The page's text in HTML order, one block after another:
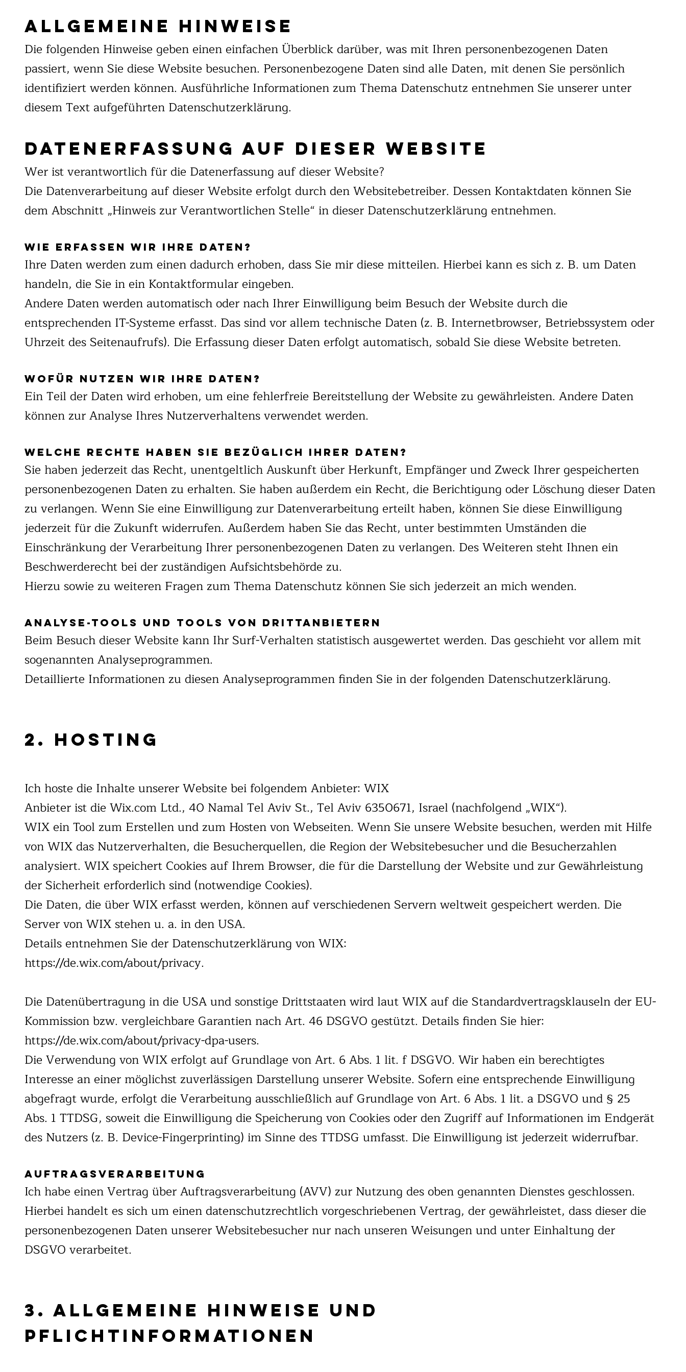
Allgemeine Hinweise
Die folgenden Hinweise geben einen einfachen Überblick darüber, was mit Ihren personenbezogenen Daten
passiert, wenn Sie diese Website besuchen. Personenbezogene Daten sind alle Daten, mit denen Sie persönlich
identifiziert werden können. Ausführliche Informationen zum Thema Datenschutz entnehmen Sie unserer unter
diesem Text aufgeführten Datenschutzerklärung.
Datenerfassung auf dieser Website
Wer ist verantwortlich für die Datenerfassung auf dieser Website?
Die Datenverarbeitung auf dieser Website erfolgt durch den Websitebetreiber. Dessen Kontaktdaten können Sie
dem Abschnitt „Hinweis zur Verantwortlichen Stelle“ in dieser Datenschutzerklärung entnehmen.
Wie erfassen wir Ihre Daten?
Ihre Daten werden zum einen dadurch erhoben, dass Sie mir diese mitteilen. Hierbei kann es sich z. B. um Daten
handeln, die Sie in ein Kontaktformular eingeben.
Andere Daten werden automatisch oder nach Ihrer Einwilligung beim Besuch der Website durch die
entsprechenden IT-Systeme erfasst. Das sind vor allem technische Daten (z. B. Internetbrowser, Betriebssystem oder
Uhrzeit des Seitenaufrufs). Die Erfassung dieser Daten erfolgt automatisch, sobald Sie diese Website betreten.
Wofür nutzen wir Ihre Daten?
Ein Teil der Daten wird erhoben, um eine fehlerfreie Bereitstellung der Website zu gewährleisten. Andere Daten
können zur Analyse Ihres Nutzerverhaltens verwendet werden.
Welche Rechte haben Sie bezüglich Ihrer Daten?
Sie haben jederzeit das Recht, unentgeltlich Auskunft über Herkunft, Empfänger und Zweck Ihrer gespeicherten
personenbezogenen Daten zu erhalten. Sie haben außerdem ein Recht, die Berichtigung oder Löschung dieser Daten
zu verlangen. Wenn Sie eine Einwilligung zur Datenverarbeitung erteilt haben, können Sie diese Einwilligung
jederzeit für die Zukunft widerrufen. Außerdem haben Sie das Recht, unter bestimmten Umständen die
Einschränkung der Verarbeitung Ihrer personenbezogenen Daten zu verlangen. Des Weiteren steht Ihnen ein
Beschwerderecht bei der zuständigen Aufsichtsbehörde zu.
Hierzu sowie zu weiteren Fragen zum Thema Datenschutz können Sie sich jederzeit an mich wenden.
Analyse-Tools und Tools von Drittanbietern
Beim Besuch dieser Website kann Ihr Surf-Verhalten statistisch ausgewertet werden. Das geschieht vor allem mit
sogenannten Analyseprogrammen.
Detaillierte Informationen zu diesen Analyseprogrammen finden Sie in der folgenden Datenschutzerklärung.
2. Hosting
Ich hoste die Inhalte unserer Website bei folgendem Anbieter: WIX
Anbieter ist die Wix.com Ltd., 40 Namal Tel Aviv St., Tel Aviv 6350671, Israel (nachfolgend „WIX“).
WIX ein Tool zum Erstellen und zum Hosten von Webseiten. Wenn Sie unsere Website besuchen, werden mit Hilfe
von WIX das Nutzerverhalten, die Besucherquellen, die Region der Websitebesucher und die Besucherzahlen
analysiert. WIX speichert Cookies auf Ihrem Browser, die für die Darstellung der Website und zur Gewährleistung
der Sicherheit erforderlich sind (notwendige Cookies).
Die Daten, die über WIX erfasst werden, können auf verschiedenen Servern weltweit gespeichert werden. Die
Server von WIX stehen u. a. in den USA.
Details entnehmen Sie der Datenschutzerklärung von WIX:
https://de.wix.com/about/privacy.
Die Datenübertragung in die USA und sonstige Drittstaaten wird laut WIX auf die Standardvertragsklauseln der EU-
Kommission bzw. vergleichbare Garantien nach Art. 46 DSGVO gestützt. Details finden Sie hier:
https://de.wix.com/about/privacy-dpa-users.
Die Verwendung von WIX erfolgt auf Grundlage von Art. 6 Abs. 1 lit. f DSGVO. Wir haben ein berechtigtes
Interesse an einer möglichst zuverlässigen Darstellung unserer Website. Sofern eine entsprechende Einwilligung
abgefragt wurde, erfolgt die Verarbeitung ausschließlich auf Grundlage von Art. 6 Abs. 1 lit. a DSGVO und § 25
Abs. 1 TTDSG, soweit die Einwilligung die Speicherung von Cookies oder den Zugriff auf Informationen im Endgerät
des Nutzers (z. B. Device-Fingerprinting) im Sinne des TTDSG umfasst. Die Einwilligung ist jederzeit widerrufbar.
Auftragsverarbeitung
Ich habe einen Vertrag über Auftragsverarbeitung (AVV) zur Nutzung des oben genannten Dienstes geschlossen.
Hierbei handelt es sich um einen datenschutzrechtlich vorgeschriebenen Vertrag, der gewährleistet, dass dieser die
personenbezogenen Daten unserer Websitebesucher nur nach unseren Weisungen und unter Einhaltung der
DSGVO verarbeitet.
3. Allgemeine Hinweise und
Pflichtinformationen